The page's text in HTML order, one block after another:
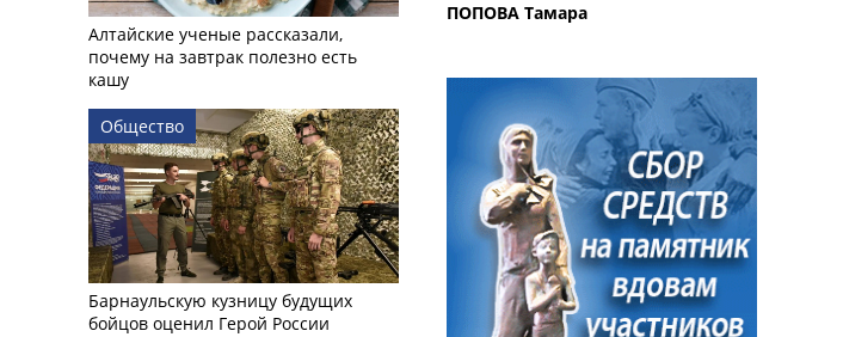
Алтайские ученые рассказали,
почему на завтрак полезно есть
кашу
Общество
Барнаульскую кузницу будущих
бойцов оценил Герой России
ПОПОВА Тамара